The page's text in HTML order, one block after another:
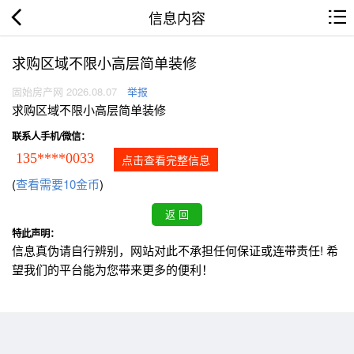
信息内容
求购区域不限小高层简单装修
固始房产网 2026.08.07 举报
求购区域不限小高层简单装修
联系人手机/微信：
135****0033 点击查看完整信息
(查看需要10金币)
特此声明：
信息真伪请自行辨别，网站对此不承担任何保证或连带责任! 希
望我们的平台能为您带来更多的便利！